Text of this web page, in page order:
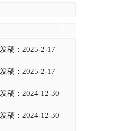
发稿：2025-2-17
发稿：2025-2-17
发稿：2024-12-30
发稿：2024-12-30